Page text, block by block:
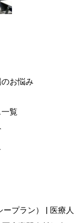
お悩み
覧
ープラン） | 医療人